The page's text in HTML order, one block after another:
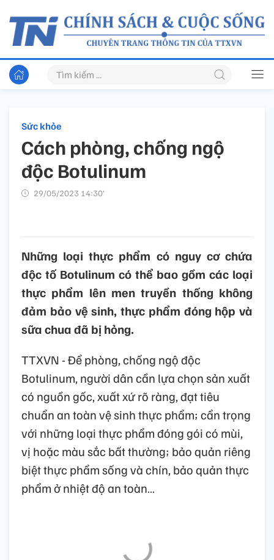
Sức khỏe
Cách phòng, chống ngộ
độc Botulinum
29/05/2023 14:30’
Những loại thực phẩm có nguy cơ chứa
độc tố Botulinum có thể bao gồm các loại
thực phẩm lên men truyền thống không
đảm bảo vệ sinh, thực phẩm đóng hộp và
sữa chua đã bị hỏng.
TTXVN - Để phòng, chống ngộ độc
Botulinum, người dân cần lựa chọn sản xuất
có nguồn gốc, xuất xứ rõ ràng, đạt tiêu
chuẩn an toàn vệ sinh thực phẩm; cẩn trọng
với những loại thực phẩm đóng gói có mùi,
vị hoặc màu sắc bất thường; bảo quản riêng
biệt thực phẩm sống và chín, bảo quản thực
phẩm ở nhiệt độ an toàn…